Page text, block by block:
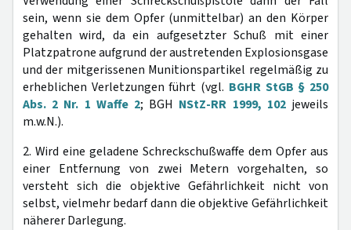
sein, wenn sie dem Opfer (unmittelbar) an den Körper
gehalten wird, da ein aufgesetzter Schuß mit einer
Platzpatrone aufgrund der austretenden Explosionsgase
und der mitgerissenen Munitionspartikel regelmäßig zu
erheblichen Verletzungen führt (vgl. BGHR StGB § 250
Abs. 2 Nr. 1 Waffe 2; BGH NStZ-RR 1999, 102jeweils
m.w.N.).
2. Wird eine geladene Schreckschußwaffe dem Opfer aus
einer Entfernung von zwei Metern vorgehalten, so
versteht sich die objektive Gefährlichkeit nicht von
selbst, vielmehr bedarf dann die objektive Gefährlichkeit
näherer Darlegung.